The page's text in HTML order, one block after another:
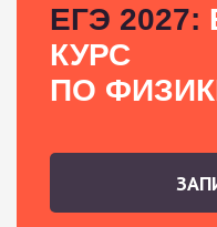
ЕГЭ 2027:
КУРС
ПО